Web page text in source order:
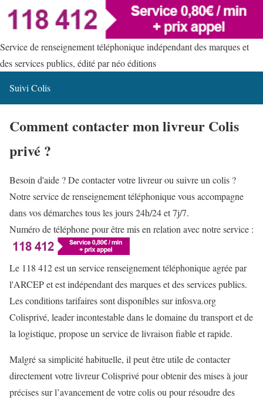
Service de renseignement téléphonique indépendant des marques et
des services publics, édité par néo éditions
Suivi Colis
Comment contacter mon livreur Colis
privé ?
Besoin d'aide ? De contacter votre livreur ou suivre un colis ?
Notre service de renseignement téléphonique vous accompagne
dans vos démarches tous les jours 24h/24 et 7j/7.
Numéro de téléphone pour être mis en relation avec notre service :
Le 118 412 est un service renseignement téléphonique agrée par
l'ARCEP et est indépendant des marques et des services publics.
Les conditions tarifaires sont disponibles sur infosva.org
Colisprivé, leader incontestable dans le domaine du transport et de
la logistique, propose un service de livraison fiable et rapide.
Malgré sa simplicité habituelle, il peut être utile de contacter
directement votre livreur Colisprivé pour obtenir des mises à jour
précises sur l’avancement de votre colis ou pour résoudre des